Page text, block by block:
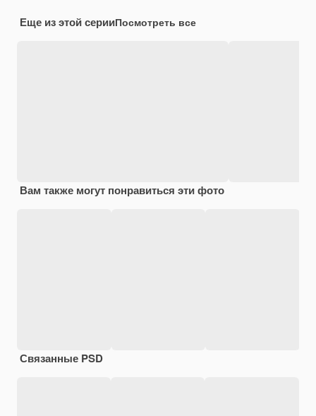
Еще из этой серииПосмотреть все
Вам также могут понравиться эти фото
Связанные PSD